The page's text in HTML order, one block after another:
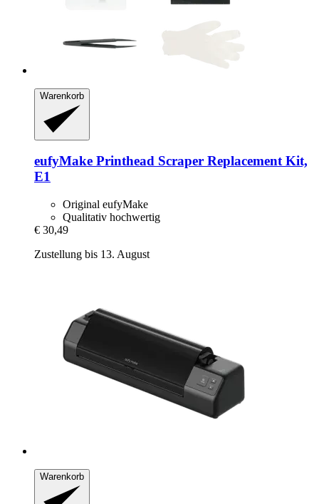
Warenkorb
eufyMake Printhead Scraper Replacement Kit,
E1
Original eufyMake
Qualitativ hochwertig
€ 30,49
Zustellung bis 13. August
Warenkorb